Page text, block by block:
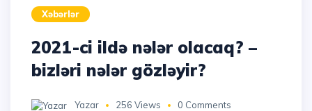
Xəbərlər
2021-ci ildə nələr olacaq? –
bizləri nələr gözləyir?
Yazar 256 Views 0 Comments